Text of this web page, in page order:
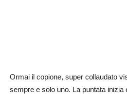
Ormai il copione, super collaudato
sempre e solo uno. La puntata inizia